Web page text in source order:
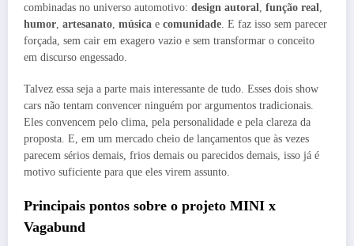
combinadas no universo automotivo: design autoral função real
humor artesanato música e comunidade . E faz isso sem parecer
forçada, sem cair em exagero vazio e sem transformar o conceito
em discurso engessado.
Talvez essa seja a parte mais interessante de tudo. Esses dois show
cars não tentam convencer ninguém por argumentos tradicionais.
Eles convencem pelo clima, pela personalidade e pela clareza da
proposta. E, em um mercado cheio de lançamentos que às vezes
parecem sérios demais, frios demais ou parecidos demais, isso já é
motivo suficiente para que eles virem assunto.
Principais pontos sobre o projeto MINI x
Vagabund